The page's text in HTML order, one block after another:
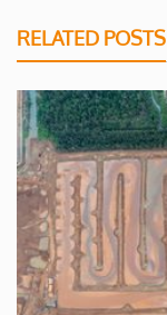
RELATED POSTS